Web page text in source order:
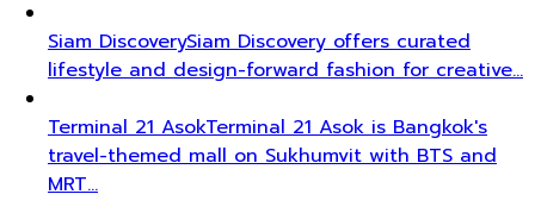
Siam DiscoverySiam Discovery offers curated
lifestyle and design-forward fashion for creative…
Terminal 21 AsokTerminal 21 Asok is Bangkok's
travel-themed mall on Sukhumvit with BTS and
MRT…